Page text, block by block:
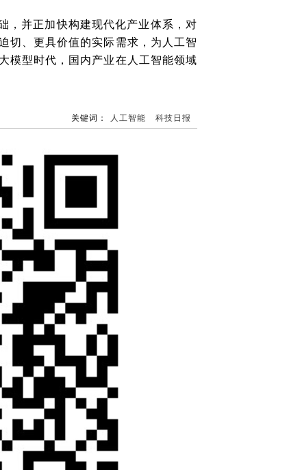
，并正加快构建现代化产业体系，对
切、更具价值的实际需求，为人工智
模型时代，国内产业在人工智能领域
关键词： 人工智能 科技日报